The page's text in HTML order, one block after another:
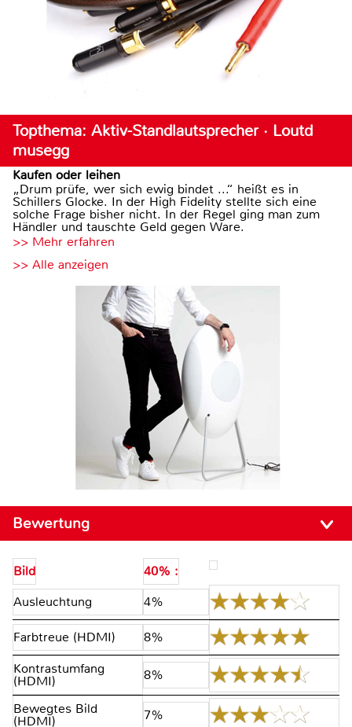
Topthema: Aktiv-Standlautsprecher · Loutd
musegg
Kaufen oder leihen
„Drum prüfe, wer sich ewig bindet ...“ heißt es in
Schillers Glocke. In der High Fidelity stellte sich eine
solche Frage bisher nicht. In der Regel ging man zum
Händler und tauschte Geld gegen Ware.
>> Mehr erfahren
>> Alle anzeigen
Bewertung
Bild
40% :
Ausleuchtung
4%
Farbtreue (HDMI)
8%
Kontrastumfang
(HDMI) 8%
Bewegtes Bild
(HDMI) 7%